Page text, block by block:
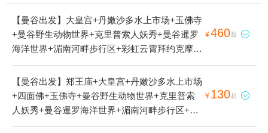
【曼谷出发】大皇宫+丹嫩沙多水上市场+玉佛寺
+曼谷野生动物世界+克里普索人妖秀+曼谷暹罗
海洋世界+湄南河畔步行区+彩虹云霄拜约克摩天
塔+安帕瓦水上市场+美功铁道市场+三头神象博
物馆+曼谷夜市摩天轮+曼谷金佛寺+四面佛-已下
线+曼谷市区至丹嫩沙多水上市场接送服务+王权
云顶大厦玻璃观景台+古城七十二府+湄南河1日
¥460起 
【曼谷出发】郑王庙+大皇宫+丹嫩沙多水上市场
+四面佛+玉佛寺+曼谷野生动物世界+克里普索
人妖秀+曼谷暹罗海洋世界+湄南河畔步行区+彩
虹云霄拜约克摩天塔+暹罗古城+安帕瓦水上市场
¥ 130起 